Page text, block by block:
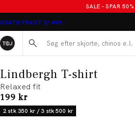
SALE - SPAR 50%
GRATIS FRAGT V/ 499,-
Søg her...
Lindbergh T-shirt
Relaxed fit
I alt (inkl. rabat)
199 kr
2 stk 350 kr / 3 stk 500 kr